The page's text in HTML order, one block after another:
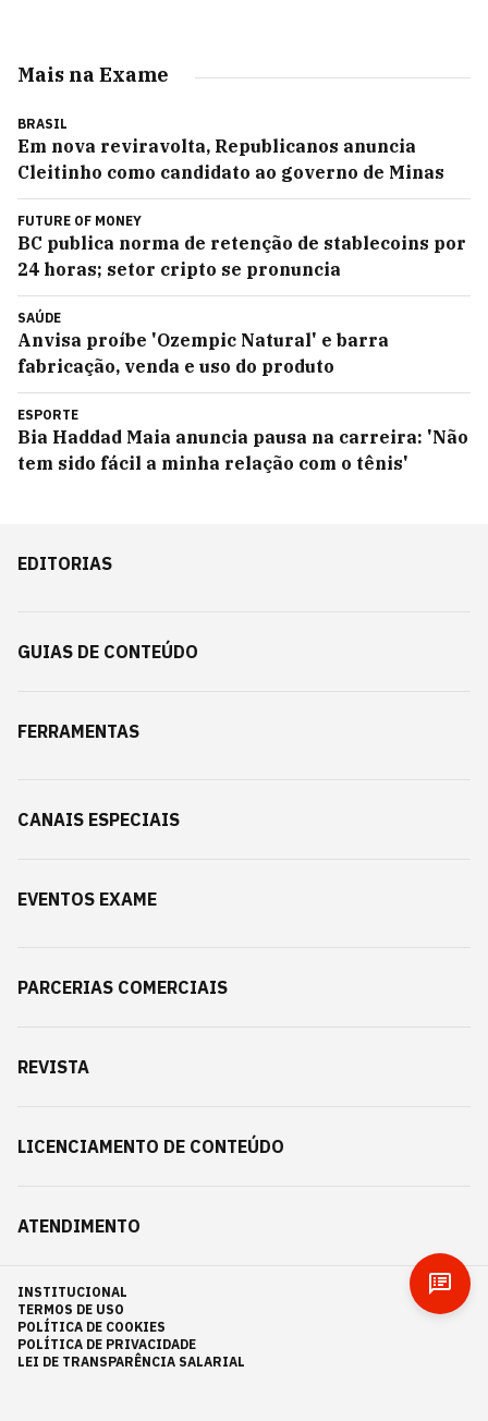
Mais na Exame
BRASIL
Em nova reviravolta, Republicanos anuncia
Cleitinho como candidato ao governo de Minas
FUTURE OF MONEY
BC publica norma de retenção de stablecoins por
24 horas; setor cripto se pronuncia
SAÚDE
Anvisa proíbe 'Ozempic Natural' e barra
fabricação, venda e uso do produto
ESPORTE
Bia Haddad Maia anuncia pausa na carreira: 'Não
tem sido fácil a minha relação com o tênis'
EDITORIAS
GUIAS DE CONTEÚDO
FERRAMENTAS
CANAIS ESPECIAIS
EVENTOS EXAME
PARCERIAS COMERCIAIS
REVISTA
LICENCIAMENTO DE CONTEÚDO
ATENDIMENTO
INSTITUCIONAL
TERMOS DE USO
POLÍTICA DE COOKIES
POLÍTICA DE PRIVACIDADE
LEI DE TRANSPARÊNCIA SALARIAL